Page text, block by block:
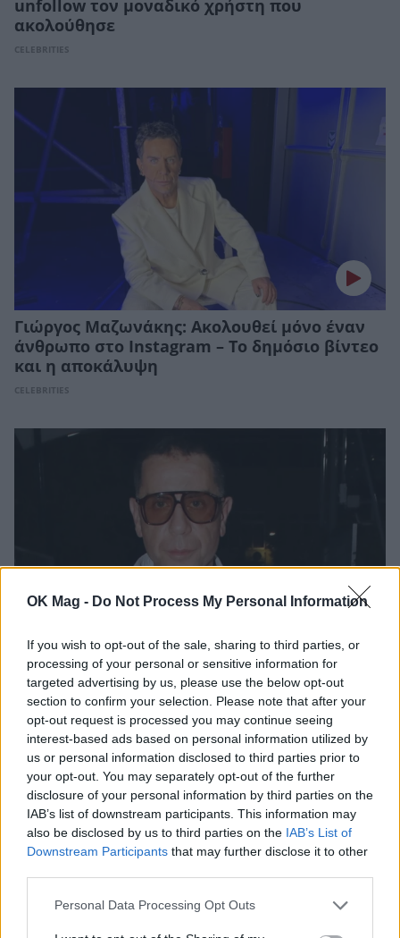
OK Mag - Do Not Process My Personal Information
If you wish to opt-out of the sale, sharing to third parties, or
processing of your personal or sensitive information for
targeted advertising by us, please use the below opt-out
section to confirm your selection. Please note that after your
opt-out request is processed you may continue seeing
interest-based ads based on personal information utilized by
us or personal information disclosed to third parties prior to
your opt-out. You may separately opt-out of the further
disclosure of your personal information by third parties on the
IAB’s list of downstream participants. This information may
also be disclosed by us to third parties on the IAB’s List of
Downstream Participants that may further disclose it to other
Personal Data Processing Opt Outs
unfollow τον μοναδικό χρήστη που
ακολούθησε
CELEBRITIES
Γιώργος Μαζωνάκης: Ακολουθεί μόνο έναν
άνθρωπο στο Instagram – Το δημόσιο βίντεο
και η αποκάλυψη
CELEBRITIES
Γιώργος Μαζωνάκης: Βραδινή έξοδος στο
Θέατρο Άλσος – Η εμφάνιση στο live του
Σάκη Ρουβά
ΔΕΙΤΕ ΑΚΟΜΑ
ΓΙΩΡΓΟΣ ΜΑΖΩΝΑΚΗΣ